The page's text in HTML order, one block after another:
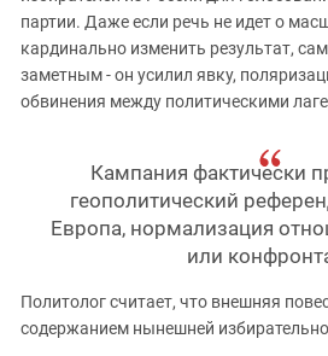
партии. Даже если речь не идет о
кардинально изменить результат,
заметным - он усилил явку,
обвинения между политическими
Кампания фактически
геополитический
Европа, нормализация
или
Политолог считает, что внешняя
содержанием нынешней